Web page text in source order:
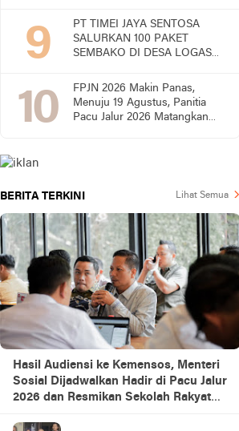
PT TIMEI JAYA SENTOSA
SALURKAN 100 PAKET
SEMBAKO DI DESA LOGAS
UCAPKAN TERIMA KASIH
FPJN 2026 Makin Panas,
Menuju 19 Agustus, Panitia
Pacu Jalur 2026 Matangkan
BERITA TERKINI Lihat Semua
Hasil Audiensi ke Kemensos, Menteri
Sosial Dijadwalkan Hadir di Pacu Jalur
2026 dan Resmikan Sekolah Rakyat